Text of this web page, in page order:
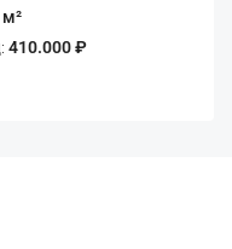
410.000 ₽